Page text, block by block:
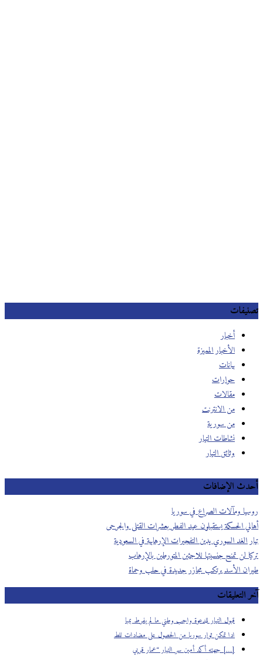
تصنيفات
أخبار
الأخبار المميزة
بيانات
حوارات
مقالات
من الانترنت
من سورية
نشاطات التيار
وثائق التيار
أحدث الإضافات
روسيا ومآلات الصراع في سوريا
أهالي الحسكة يستقبلون عيد الفطر بعشرات القتلى والجرحى
تيار الغد السوري يدين التفجيرات الإرهابية في السعودية
تركيا لن تمنح جنسيتها للاجئين المتورطين بالإرهاب
طيران الأسد يرتكب مجازر جديدة في حلب وحماة
آخر التعليقات
قبول التيار للدعوة واجب وطني ما لم يفرط بمبا
ادا تمكن ثوار سوريا من الحصول على مضادات للط
[…] جهته أكد أمين سر التيار “عمار قربي